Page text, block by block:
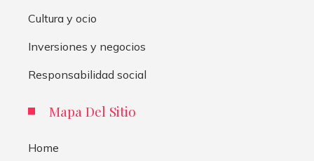
Cultura y ocio
Inversiones y negocios
Responsabilidad social
Mapa Del Sitio
Home